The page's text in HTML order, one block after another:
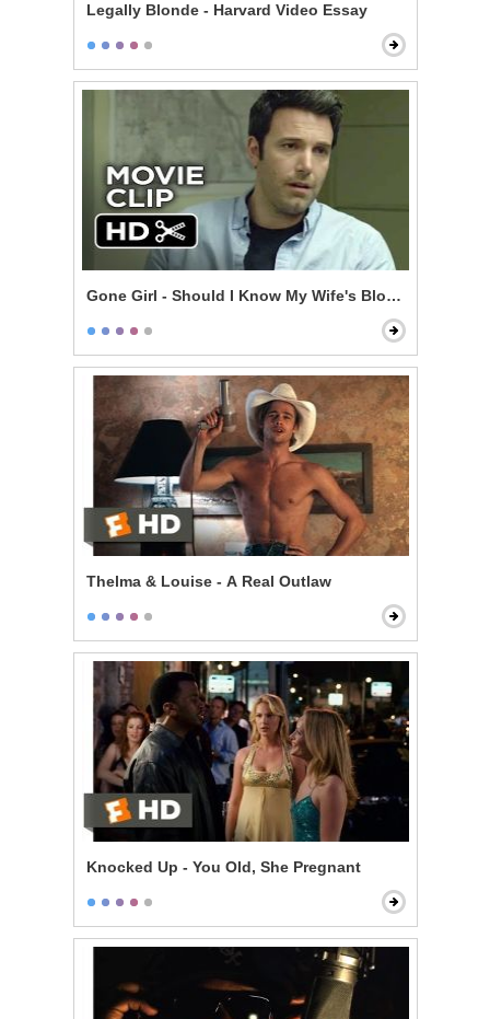
Legally Blonde - Harvard Video Essay
Gone Girl - Should I Know My Wife's Blood Type?
Thelma & Louise - A Real Outlaw
Knocked Up - You Old, She Pregnant